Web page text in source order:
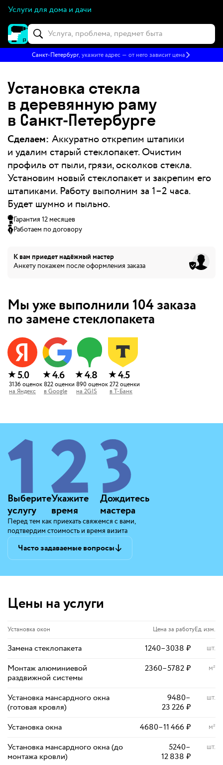
Услуги для дома и дачи
Санкт-Петербург, укажите адрес — от него зависит цена
Установка стекла
в деревянную раму
в Санкт‑Петербурге
Сделаем: Аккуратно открепим штапики
и удалим старый стеклопакет. Очистим
профиль от пыли, грязи, осколков стекла.
Установим новый стеклопакет и закрепим его
штапиками. Работу выполним за 1–2 часа.
Будет шумно и пыльно.
Гарантия 12 месяцев
Работаем по договору
К вам приедетнадёжный мастер
Анкету покажем после оформления заказа
Мы уже выполнили104заказа
по замене стеклопакета
★5.0
3136 оценок
на Яндекс
★4.6
822оценки
вGoogle
★4.8
890 оценок
на 2GIS
★4.5
272оценки
вТ-Банк
Выберите
услугу
Укажите
время
Дождитесь
мастера
Перед тем как приехать свяжемся с вами,
подтвердим стоимость и время визита
Часто задаваемые вопросы
Цены на услуги
Установка окон Цена за работуЕд. изм.
Замена стеклопакета 1240–3038 ₽ шт.
Монтаж алюминиевой
раздвижной системы
2360–5782₽ м²
Установка мансардного окна
(готовая кровля)
9480–
23 226₽
шт.
Установка окна 4680–11 466₽ м²
Установка мансардного окна (до
монтажа кровли)
5240–
12 838 ₽
шт.